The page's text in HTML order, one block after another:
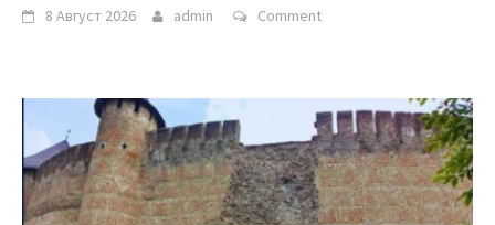
8 Август 2026 admin Comment